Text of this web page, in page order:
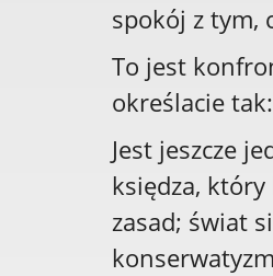
spokój z tym,
To jest
określacie
Jest jeszcze
księdza,
zasad; świat